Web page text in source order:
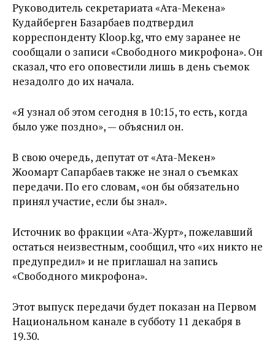
Руководитель секретариата «Ата-Мекена»
Кудайберген Базарбаев подтвердил
корреспонденту Kloop.kg, что ему заранее не
сообщали о записи «Свободного микрофона». Он
сказал, что его оповестили лишь в день съемок
незадолго до их начала.
«Я узнал об этом сегодня в 10:15, то есть, когда
было уже поздно», — объяснил он.
В свою очередь, депутат от «Ата-Мекен»
Жоомарт Сапарбаев также не знал о съемках
передачи. По его словам, «он бы обязательно
принял участие, если бы знал».
Источник во фракции «Ата-Журт», пожелавший
остаться неизвестным, сообщил, что «их никто не
предупредил» и не приглашал на запись
«Свободного микрофона».
Этот выпуск передачи будет показан на Первом
Национальном канале в субботу 11 декабря в
19.30.